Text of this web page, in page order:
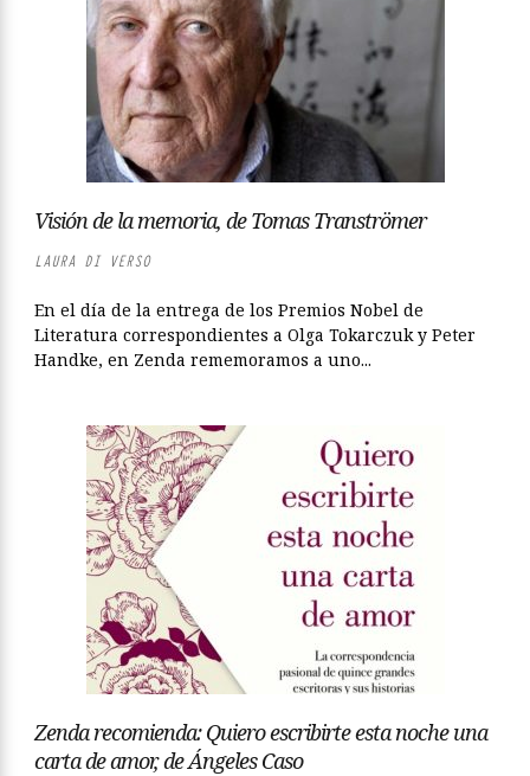
Visión de la memoria, de Tomas Tranströmer
LAURA DI VERSO
En el día de la entrega de los Premios Nobel de
Literatura correspondientes a Olga Tokarczuk y Peter
Handke, en Zenda rememoramos a uno...
Zenda recomienda: Quiero escribirte esta noche una
carta de amor, de Ángeles Caso